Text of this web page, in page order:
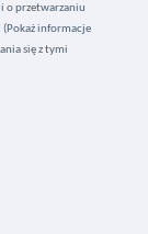
o przetwarzaniu
informacje
się z tymi